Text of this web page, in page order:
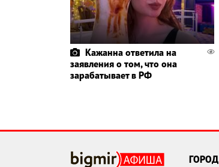
Кажанна ответила на
заявления о том, что она
зарабатывает в РФ
ГОРОД